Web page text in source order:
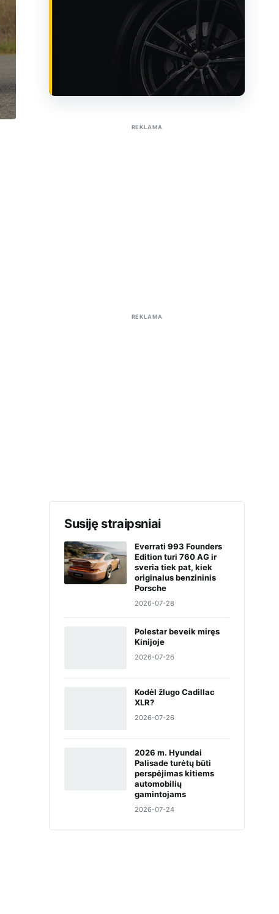
REKLAMA
REKLAMA
Susiję straipsniai
Everrati 993 Founders
Edition turi 760 AG ir
sveria tiek pat, kiek
originalus benzininis
Porsche
2026-07-28
Polestar beveik miręs
Kinijoje
2026-07-26
Kodėl žlugo Cadillac
XLR?
2026-07-26
2026 m. Hyundai
Palisade turėtų būti
perspėjimas kitiems
automobilių
gamintojams
2026-07-24